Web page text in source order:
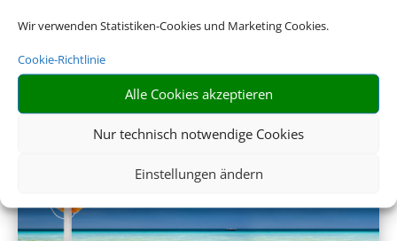
Wir verwenden Statistiken-Cookies und Marketing Cookies.
Cookie-Richtlinie
Alle Cookies akzeptieren
Nur technisch notwendige Cookies
Einstellungen ändern